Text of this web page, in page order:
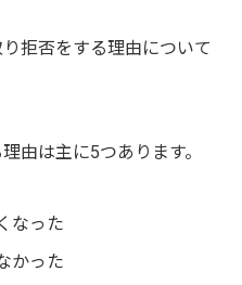
拒否をする理由について
由は主に5つあります。
なった
かった